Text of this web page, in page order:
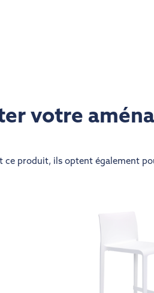
votre
ce produit, ils optent également